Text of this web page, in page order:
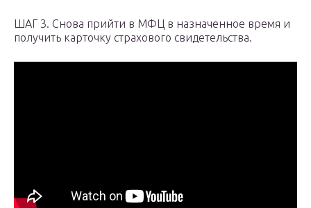
ШАГ 3. Снова прийти в МФЦ в назначенное время и
получить карточку страхового свидетельства.